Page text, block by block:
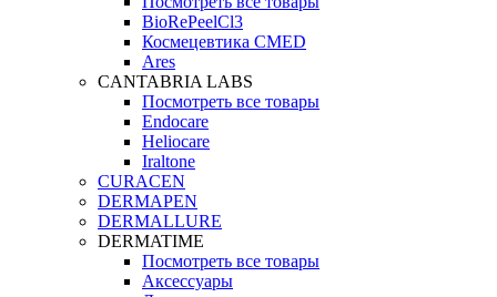
BioRePeelCl3
Космецевтика CMED
Ares
CANTABRIA LABS
Посмотреть все товары
Endocare
Heliocare
Iraltone
CURACEN
DERMAPEN
DERMALLURE
DERMATIME
Посмотреть все товары
Аксессуары